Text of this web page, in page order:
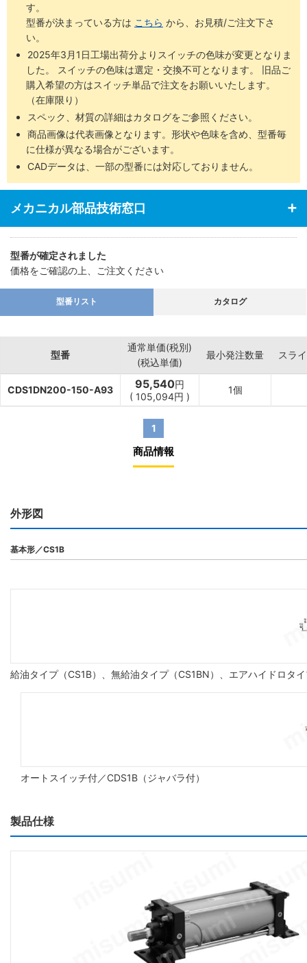
す。
型番が決まっている方は こちら から、お見積/ご注文下さ
い。
2025年3月1日工場出荷分よりスイッチの色味が変更となりま
した。 スイッチの色味は選定・交換不可となります。 旧品ご
購入希望の方はスイッチ単品で注文をお願いいたします。
（在庫限り）
スペック、材質の詳細はカタログをご参照ください。
商品画像は代表画像となります。形状や色味を含め、型番毎
に仕様が異なる場合がございます。
CADデータは、一部の型番には対応しておりません。
メカニカル部品技術窓口
型番が確定されました
価格をご確認の上、ご注文ください
型番リスト カタログ
型番
通常単価(税別)
(税込単価)
最小発注数量 スラ
CDS1DN200-150-A93 95,540円
( 105,094円 )
1個
1
商品情報
外形図
基本形／CS1B
給油タイプ（CS1B）、無給油タイプ（CS1BN）、エアハイドロタ
オートスイッチ付／CDS1B（ジャバラ付）
製品仕様